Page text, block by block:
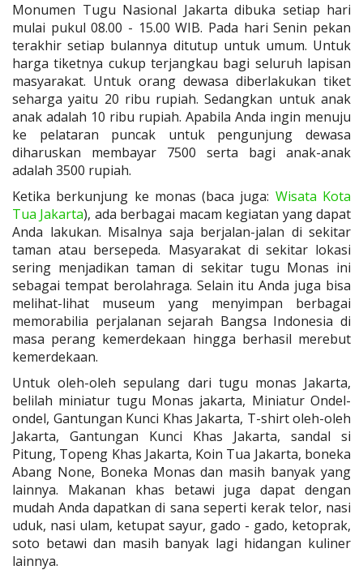
Monumen Tugu Nasional Jakarta dibuka setiap hari
mulai pukul 08.00 - 15.00 WIB. Pada hari Senin pekan
terakhir setiap bulannya ditutup untuk umum. Untuk
harga tiketnya cukup terjangkau bagi seluruh lapisan
masyarakat. Untuk orang dewasa diberlakukan tiket
seharga yaitu 20 ribu rupiah. Sedangkan untuk anak
anak adalah 10 ribu rupiah. Apabila Anda ingin menuju
ke pelataran puncak untuk pengunjung dewasa
diharuskan membayar 7500 serta bagi anak-anak
adalah 3500 rupiah.
Ketika berkunjung ke monas (baca juga: Wisata Kota
Tua Jakarta), ada berbagai macam kegiatan yang dapat
Anda lakukan. Misalnya saja berjalan-jalan di sekitar
taman atau bersepeda. Masyarakat di sekitar lokasi
sering menjadikan taman di sekitar tugu Monas ini
sebagai tempat berolahraga. Selain itu Anda juga bisa
melihat-lihat museum yang menyimpan berbagai
memorabilia perjalanan sejarah Bangsa Indonesia di
masa perang kemerdekaan hingga berhasil merebut
kemerdekaan.
Untuk oleh-oleh sepulang dari tugu monas Jakarta,
belilah miniatur tugu Monas jakarta, Miniatur Ondel-
ondel, Gantungan Kunci Khas Jakarta, T-shirt oleh-oleh
Jakarta, Gantungan Kunci Khas Jakarta, sandal si
Pitung, Topeng Khas Jakarta, Koin Tua Jakarta, boneka
Abang None, Boneka Monas dan masih banyak yang
lainnya. Makanan khas betawi juga dapat dengan
mudah Anda dapatkan di sana seperti kerak telor, nasi
uduk, nasi ulam, ketupat sayur, gado - gado, ketoprak,
soto betawi dan masih banyak lagi hidangan kuliner
lainnya.